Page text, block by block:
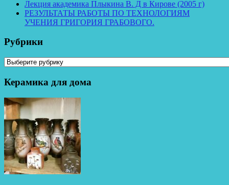
Лекция академика Плыкина В. Д в Кирове (2005 г)
РЕЗУЛЬТАТЫ РАБОТЫ ПО ТЕХНОЛОГИЯМ
УЧЕНИЯ ГРИГОРИЯ ГРАБОВОГО.
Рубрики
Рубрики
Керамика для дома